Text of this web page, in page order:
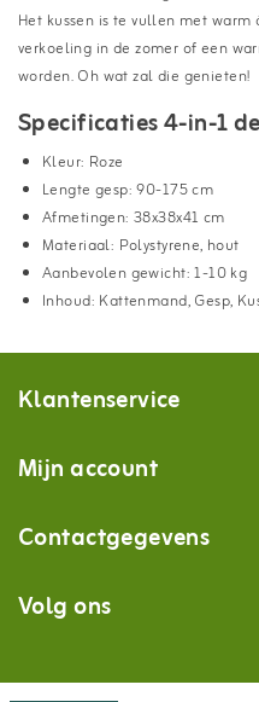
Het kussen is te vullen met
verkoeling in de zomer of een
worden. Oh wat zal die genieten!
Specificaties 4-in-1
Kleur: Roze
Lengte gesp: 90-175 cm
Afmetingen: 38x38x41 cm
Materiaal: Polystyrene, hout
Aanbevolen gewicht: 1-10 kg
Inhoud: Kattenmand, Gesp,
Klantenservice
Mijn account
Contactgegevens
Volg ons